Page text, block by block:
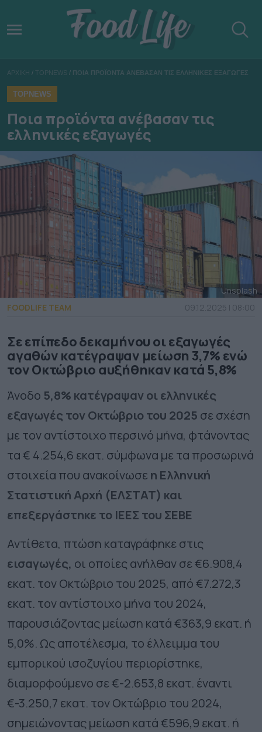
ΑΡΧΙΚΗ / TOPNEWS / ΠΟΙΑ ΠΡΟΪΟΝΤΑ ΑΝΕΒΑΣΑΝ ΤΙΣ ΕΛΛΗΝΙΚΕΣ ΕΞΑΓΩΓΕΣ
TOPNEWS
Ποια προϊόντα ανέβασαν τις
ελληνικές εξαγωγές
Unsplash
FOODLIFE TEAM
09.12.2025 | 08:00
Σε επίπεδο δεκαμήνου οι εξαγωγές
αγαθών κατέγραψαν μείωση 3,7% ενώ
τον Οκτώβριο αυξήθηκαν κατά 5,8%
Άνοδο 5,8% κατέγραψαν οι ελληνικές
εξαγωγές τον Οκτώβριο του 2025 σε σχέση
με τον αντίστοιχο περσινό μήνα, φτάνοντας
τα € 4.254,6 εκατ. σύμφωνα με τα προσωρινά
στοιχεία που ανακοίνωσεη Ελληνική
Στατιστική Αρχή (ΕΛΣΤΑΤ) και
επεξεργάστηκε το ΙΕΕΣ του ΣΕΒΕ
Αντίθετα, πτώση καταγράφηκε στις
εισαγωγές, οι οποίες ανήλθαν σε €6.908,4
εκατ. τον Οκτώβριο του 2025, από €7.272,3
εκατ. τον αντίστοιχο μήνα του 2024,
παρουσιάζοντας μείωση κατά €363,9 εκατ. ή
5,0%. Ως αποτέλεσμα, το έλλειμμα του
εμπορικού ισοζυγίου περιορίστηκε,
διαμορφούμενο σε €-2.653,8 εκατ. έναντι
€-3.250,7 εκατ. τον Οκτώβριο του 2024,
σημειώνοντας μείωση κατά €596,9 εκατ. ή